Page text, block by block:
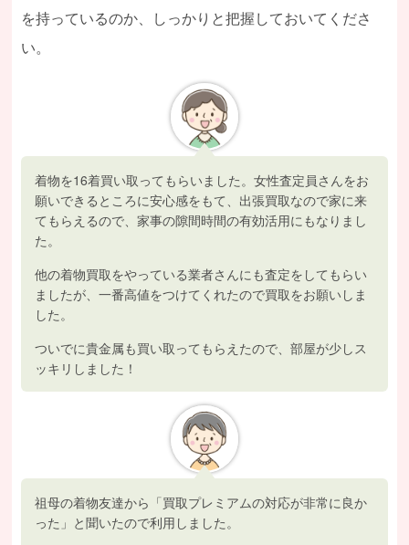
を持っているのか、しっかりと把握しておいてくださ
い。
着物を16着買い取ってもらいました。女性査定員さんをお
願いできるところに安心感をもて、出張買取なので家に来
てもらえるので、家事の隙間時間の有効活用にもなりまし
た。
他の着物買取をやっている業者さんにも査定をしてもらい
ましたが、一番高値をつけてくれたので買取をお願いしま
した。
ついでに貴金属も買い取ってもらえたので、部屋が少しス
ッキリしました！
祖母の着物友達から「買取プレミアムの対応が非常に良か
った」と聞いたので利用しました。